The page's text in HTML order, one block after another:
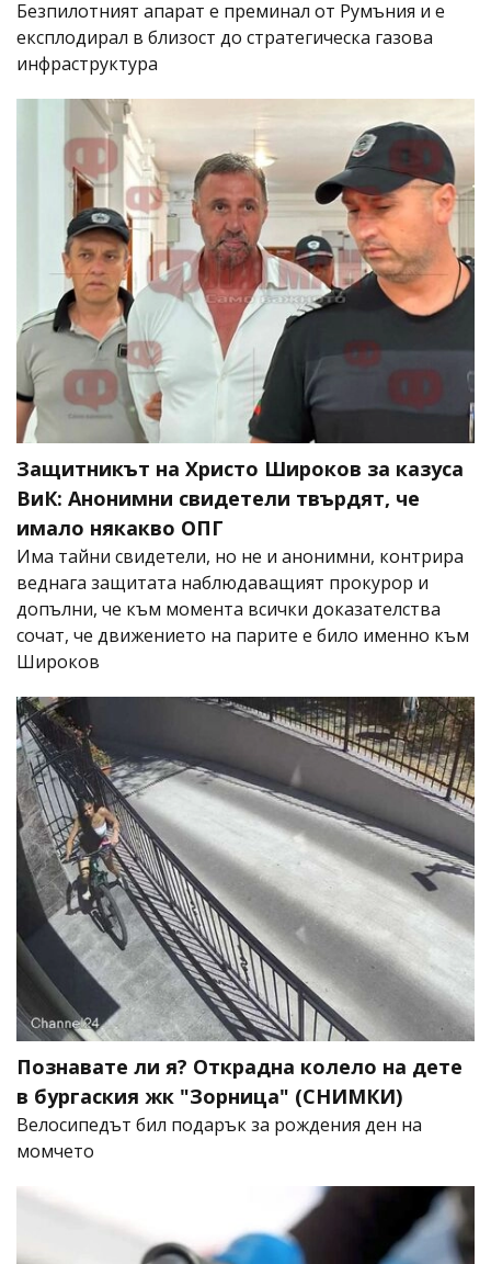
Безпилотният апарат е преминал от Румъния и е
експлодирал в близост до стратегическа газова
инфраструктура
Защитникът на Христо Широков за казуса
ВиК: Анонимни свидетели твърдят, че
имало някакво ОПГ
Има тайни свидетели, но не и анонимни, контрира
веднага защитата наблюдаващият прокурор и
допълни, че към момента всички доказателства
сочат, че движението на парите е било именно към
Широков
Познавате ли я? Открадна колело на дете
в бургаския жк "Зорница" (СНИМКИ)
Велосипедът бил подарък за рождения ден на
момчето